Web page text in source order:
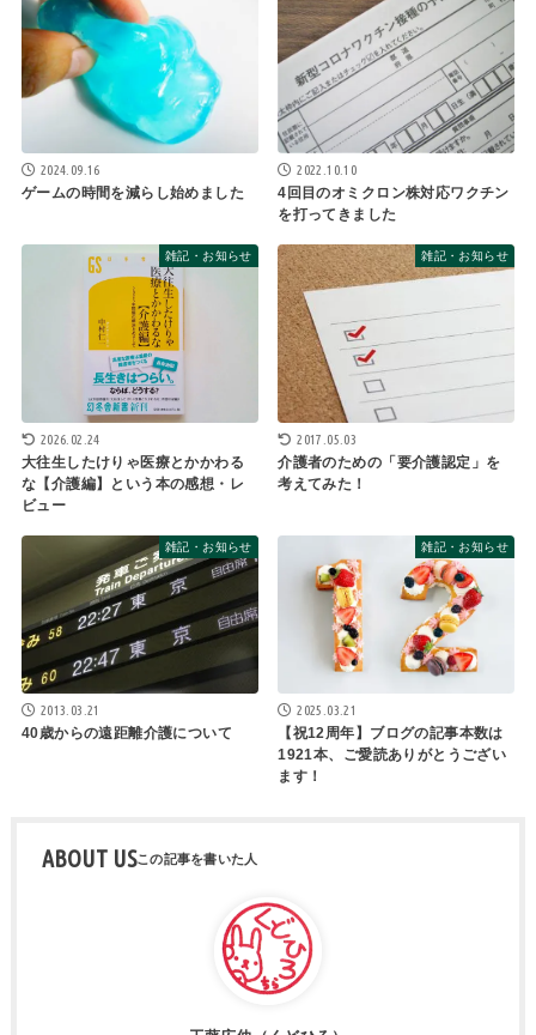
2024.09.16
ゲームの時間を減らし始めました
2022.10.10
4回目のオミクロン株対応ワクチン
を打ってきました
雑記・お知らせ
2026.02.24
大往生したけりゃ医療とかかわる
な【介護編】という本の感想・レ
ビュー
雑記・お知らせ
2017.05.03
介護者のための「要介護認定」を
考えてみた！
雑記・お知らせ
2013.03.21
40歳からの遠距離介護について
雑記・お知らせ
2025.03.21
【祝12周年】ブログの記事本数は
1921本、ご愛読ありがとうござい
ます！
ABOUT US